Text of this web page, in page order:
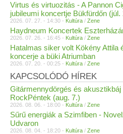
Virtus és virtuozitás - A Pannon
jubileumi koncertje Bükfürdőn (júl.
2026. 07. 27. - 14:30 - Kultúra / Zene
Haydneum Koncertek
2026. 07. 26. - 16:45 - Kultúra / Zene
Hatalmas siker volt Kökény Attila
koncerje a büki Atriumban
2026. 07. 20. - 00:25 - Kultúra / Zene
KAPCSOLÓDÓ HÍREK
Gitármennydörgés és
RockPéntek (aug. 7.)
2026. 08. 06. - 18:00 - Kultúra / Zene
Sűrű energiák a Szimfiben -
Udvaron
2026. 08. 04. - 18:20 - Kultúra / Zene